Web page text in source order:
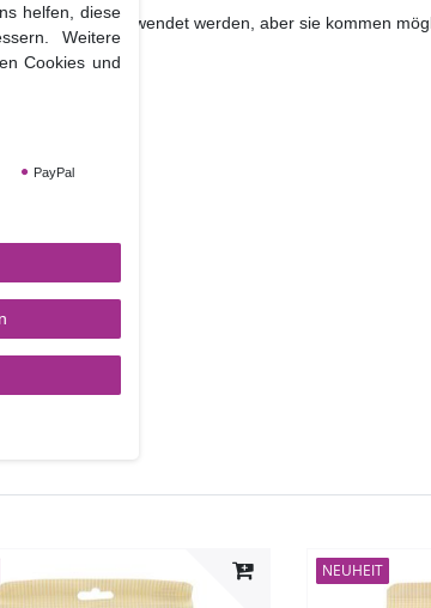
noch verwendet werden, aber sie kommen
NEUHEIT
helfen, diese
Weitere
Cookies und
PayPal